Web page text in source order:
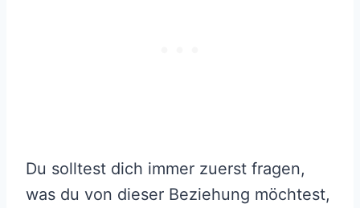
Du solltest dich immer zuerst fragen,
was du von dieser Beziehung möchtest,